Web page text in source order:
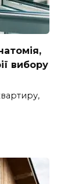
вибору